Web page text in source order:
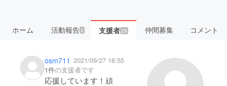
ホーム 活動報告2 支援者 29 仲間募集 コメント
osm711 2021/09/27 16:55
1件の支援者です
応援しています！頑